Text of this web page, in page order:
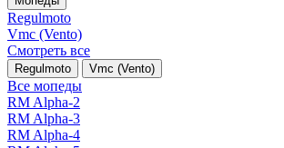
Regulmoto
Vmc (Vento)
Смотреть все
Regulmoto Vmc (Vento)
Все мопеды
RM Alpha-2
RM Alpha-3
RM Alpha-4